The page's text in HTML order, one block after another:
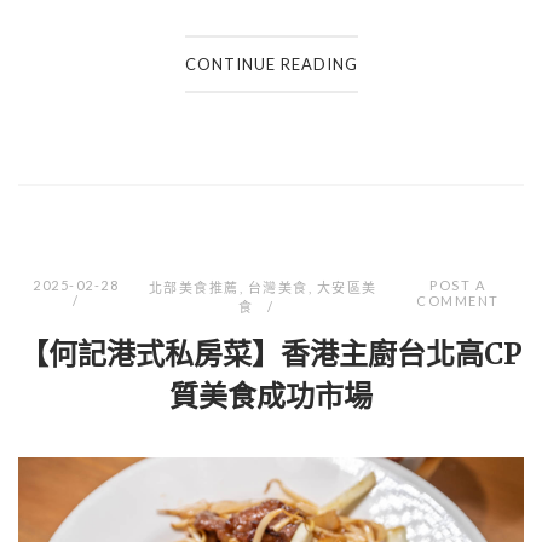
CONTINUE READING
2025-02-28 北部美食推薦 台灣美食
大安區美
食
POST A
COMMENT
【何記港式私房菜】香港主廚台北高CP
質美食成功市場